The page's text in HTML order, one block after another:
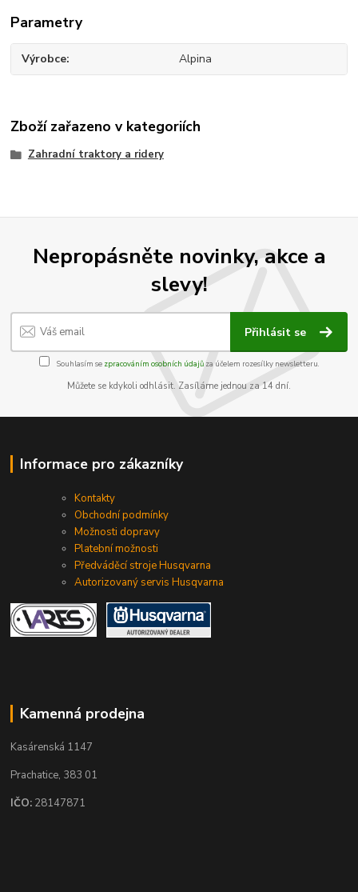
Parametry
Výrobce Alpina
Zboží zařazeno v kategoriích
Zahradní traktory a ridery
Nepropásněte novinky, akce a
slevy!
Přihlásit se
Souhlasím se zpracováním osobních údajůza účelem rozesílky newsletteru.
Můžete se kdykoli odhlásit. Zasíláme jednou za 14 dní.
Informace pro zákazníky
Kontakty
Obchodní podmínky
Možnosti dopravy
Platební možnosti
Předváděcí stroje Husqvarna
Autorizovaný servis Husqvarna
Kamenná prodejna
Kasárenská 1147
Prachatice, 383 01
IČO: 28147871